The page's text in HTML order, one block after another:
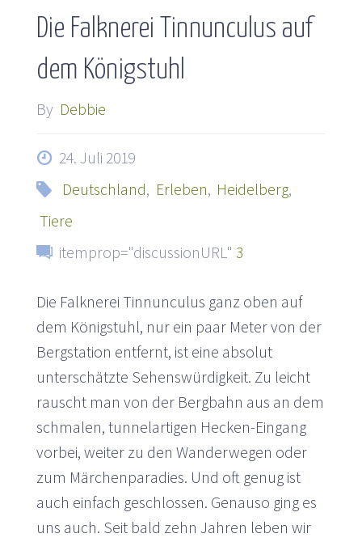
Die Falknerei Tinnunculus auf
dem Königstuhl
By Debbie
24. Juli 2019
Deutschland, Erleben, Heidelberg,
Tiere
itemprop="discussionURL" 3
Die Falknerei Tinnunculus ganz oben auf
dem Königstuhl, nur ein paar Meter von der
Bergstation entfernt, ist eine absolut
unterschätzte Sehenswürdigkeit. Zu leicht
rauscht man von der Bergbahn aus an dem
schmalen, tunnelartigen Hecken-Eingang
vorbei, weiter zu den Wanderwegen oder
zum Märchenparadies. Und oft genug ist
auch einfach geschlossen. Genauso ging es
uns auch. Seit bald zehn Jahren leben wir